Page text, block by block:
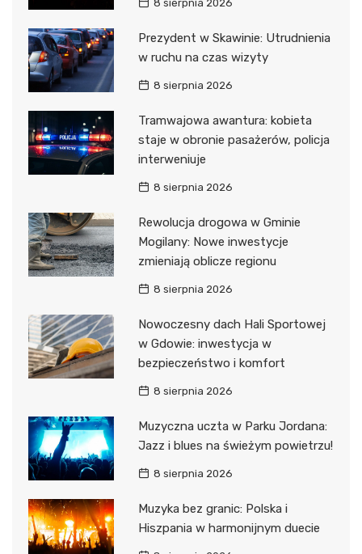
8 sierpnia 2026
Prezydent w Skawinie: Utrudnienia
w ruchu na czas wizyty
8 sierpnia 2026
Tramwajowa awantura: kobieta
staje w obronie pasażerów, policja
interweniuje
8 sierpnia 2026
Rewolucja drogowa w Gminie
Mogilany: Nowe inwestycje
zmieniają oblicze regionu
8 sierpnia 2026
Nowoczesny dach Hali Sportowej
w Gdowie: inwestycja w
bezpieczeństwo i komfort
8 sierpnia 2026
Muzyczna uczta w Parku Jordana:
Jazz i blues na świeżym powietrzu!
8 sierpnia 2026
Muzyka bez granic: Polska i
Hiszpania w harmonijnym duecie